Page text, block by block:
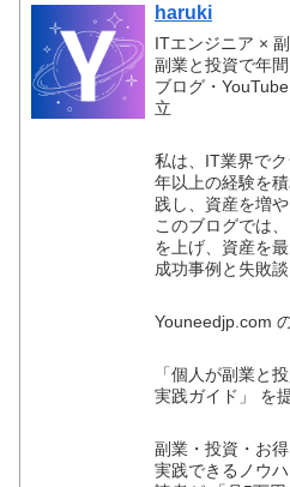
haruki
ITエンジニア ×
副業と投資で年
ブログ・
立
私は、IT業界で
年以上の経験を
践し、資産を増や
このブログでは
を上げ、資産を
成功事例と失敗
Youneedjp.com
「個人が副業と
実践ガイド」 を
副業・投資・お
実践できるノウハ